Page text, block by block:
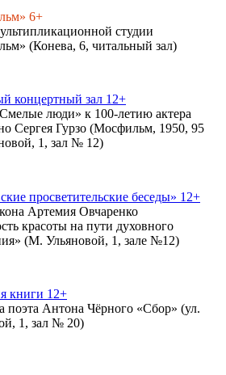
6+
студии
(Конева, 6, читальный зал)
концертный зал 12+
люди» к 100-летию актера
Сергея Гурзо (Мосфильм, 1950, 95
1, зал № 12)
просветительские беседы» 12+
Артемия Овчаренко
красоты на пути духовного
(М. Ульяновой, 1, зале №12)
книги 12+
поэта Антона Чёрного «Сбор» (ул.
1, зал № 20)